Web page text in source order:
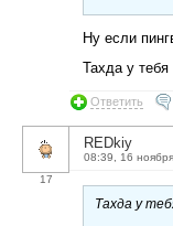
Ну если
Тахда у тебя
Ответить
17
REDkiy
08:39, 16
Тахда у